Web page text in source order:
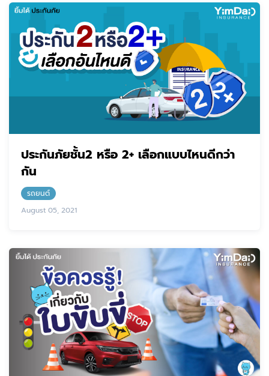
ประกันภัยชั้น2 หรือ 2+ เลือกแบบไหนดีกว่า
กัน
รถยนต์
August 05, 2021